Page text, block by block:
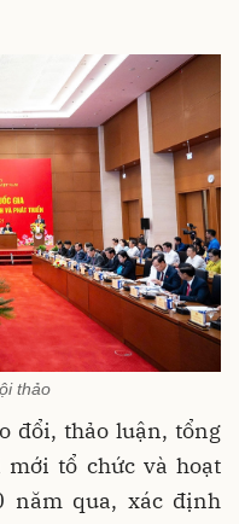
thảo
đổi, thảo luận, tổng
tổ chức và hoạt
năm qua, xác định